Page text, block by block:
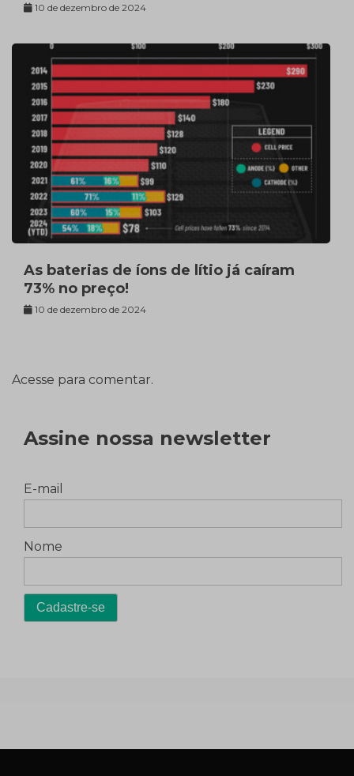
10 de dezembro de 2024
As baterias de íons de lítio já caíram
73% no preço!
10 de dezembro de 2024
Acesse para comentar.
Assine nossa newsletter
E-mail
Nome